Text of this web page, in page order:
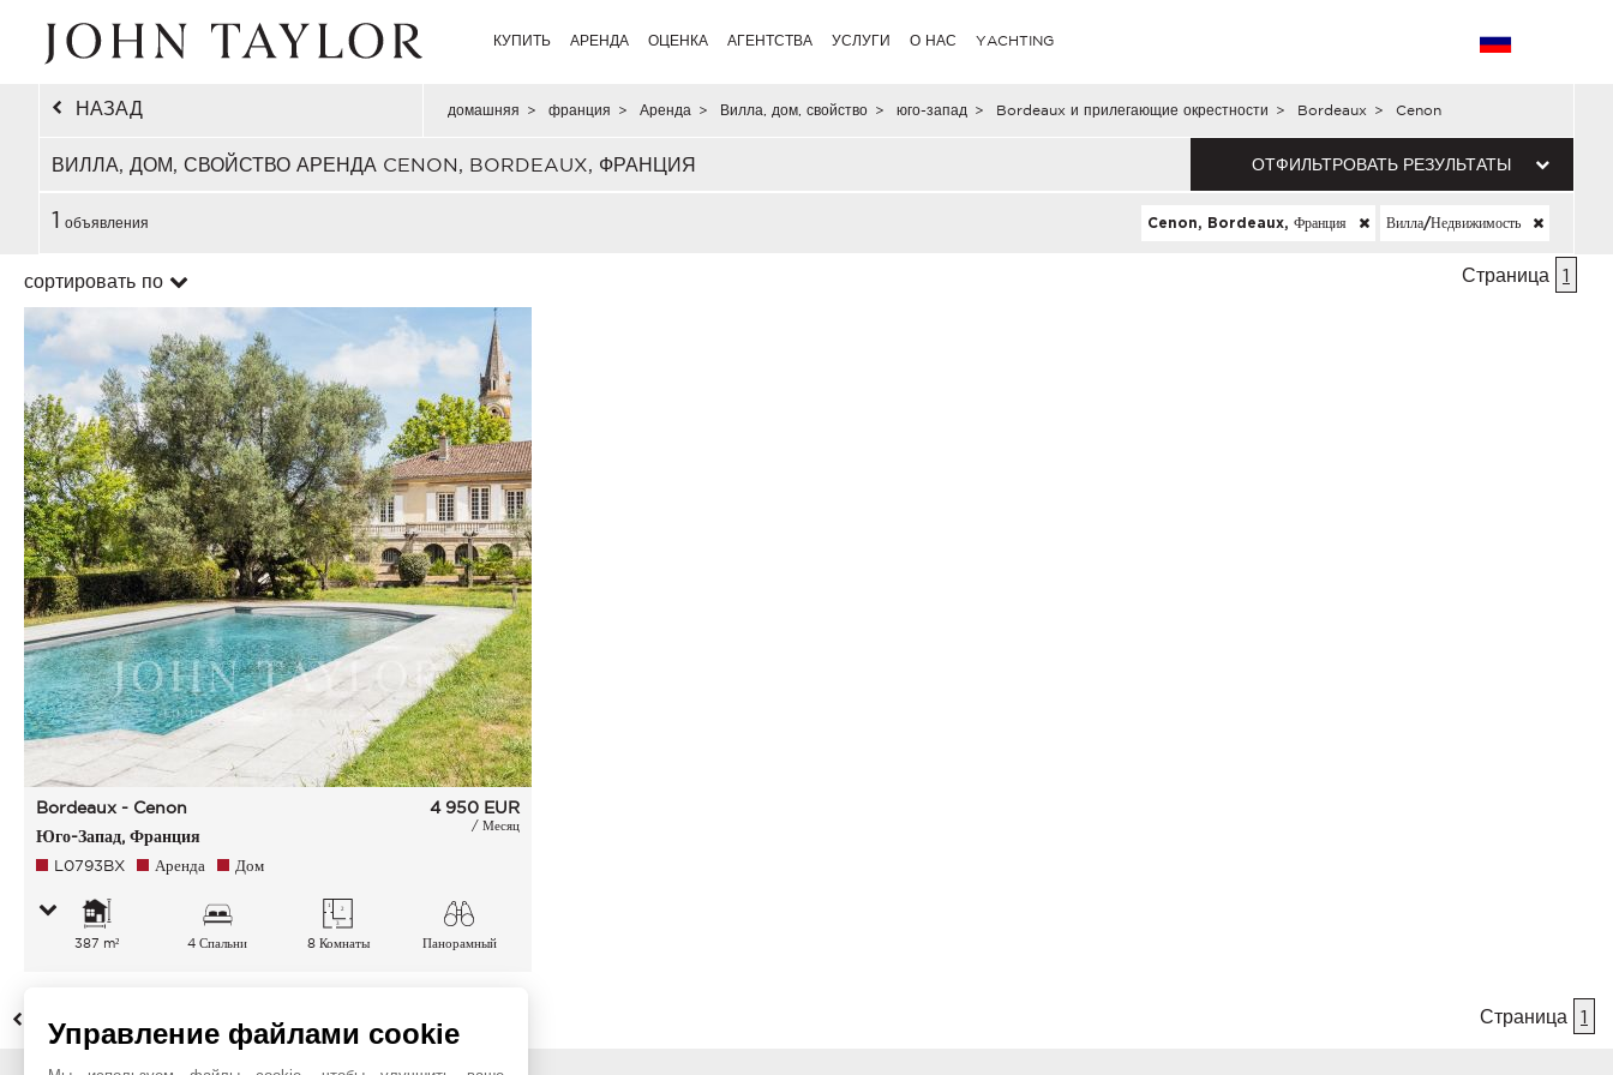
КУПИТЬ АРЕНДА ОЦЕНКА АГЕНТСТВА УСЛУГИ О НАС YACHTING
НАЗАД домашняя > франция > Аренда > Вилла, дом, свойство > юго-запад > Bordeaux и прилегающие окрестности > Bordeaux > Cenon
ВИЛЛА, ДОМ, СВОЙСТВО АРЕНДА CENON, BORDEAUX, ФРАНЦИЯ ОТФИЛЬТРОВАТЬ РЕЗУЛЬТАТЫ
1 объявления Cenon, Bordeaux, Франция Вилла/недвижимость
сортировать по Страница 1
Bordeaux - Cenon
Юго-Запад, Франция
4 950 EUR
/ Месяц
L0793BX Аренда Дом
387 m² 4 Спальни 8 Комнаты
Панорамный
НАЗАД Страница 1
Управление файлами cookie